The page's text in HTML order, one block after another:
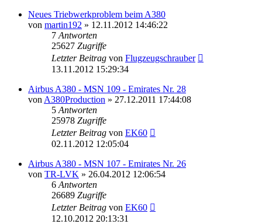
Neues Triebwerkproblem beim A380
von martin192 » 12.11.2012 14:46:22
7 Antworten
25627 Zugriffe
Letzter Beitrag von Flugzeugschrauber
13.11.2012 15:29:34
Airbus A380 - MSN 109 - Emirates Nr. 28
von A380Production » 27.12.2011 17:44:08
5 Antworten
25978 Zugriffe
Letzter Beitrag von EK60
02.11.2012 12:05:04
Airbus A380 - MSN 107 - Emirates Nr. 26
von TR-LVK » 26.04.2012 12:06:54
6 Antworten
26689 Zugriffe
Letzter Beitrag von EK60
12.10.2012 20:13:31